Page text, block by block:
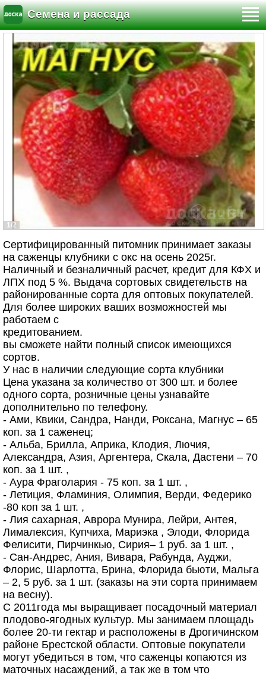
Семена и рассада
1/2
Сертифицированный питомник принимает заказы
на саженцы клубники с окс на осень 2025г.
Наличный и безналичный расчет, кредит для КФХ и
ЛПХ под 5 %. Выдача сортовых свидетельств на
районированные сорта для оптовых покупателей.
Для более широких ваших возможностей мы
работаем с
кредитованием.
вы сможете найти полный список имеющихся
сортов.
У нас в наличии следующие сорта клубники
Цена указана за количество от 300 шт. и более
одного сорта, розничные цены узнавайте
дополнительно по телефону.
- Ами, Квики, Сандра, Нанди, Роксана, Магнус – 65
коп. за 1 саженец;
- Альба, Брилла, Априка, Клодия, Лючия,
Александра, Азия, Аргентера, Скала, Дастени – 70
коп. за 1 шт. ,
- Аура Фраголария - 75 коп. за 1 шт. ,
- Летиция, Фламиния, Олимпия, Верди, Федерико
-80 коп за 1 шт. ,
- Лия сахарная, Аврора Мунира, Лейри, Антея,
Лималексия, Купчиха, Мариэка , Элоди, Флорида
Фелисити, Пирчинкью, Сирия– 1 руб. за 1 шт. ,
- Сан-Андрес, Ания, Вивара, Рабунда, Ауджи,
Флорис, Шарлотта, Брина, Флорида бьюти, Мальга
– 2, 5 руб. за 1 шт. (заказы на эти сорта принимаем
на весну).
С 2011года мы выращивает посадочный материал
плодово-ягодных культур. Мы занимаем площадь
более 20-ти гектар и расположены в Дрогичинском
районе Брестской области. Оптовые покупатели
могут убедиться в том, что саженцы копаются из
маточных насаждений, а так же в том что